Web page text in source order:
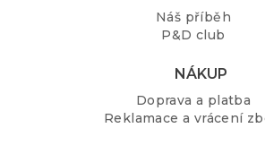
Náš příběh
P&D club
NÁKUP
Doprava a platba
Reklamace a vrácení